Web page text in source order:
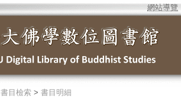
網站導覽
書目檢索 > 書目明細